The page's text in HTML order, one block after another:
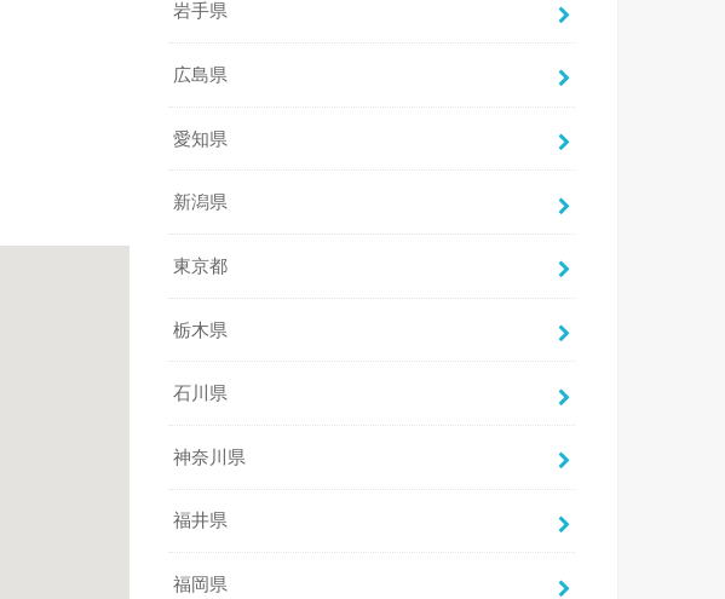
岩手県
広島県
愛知県
新潟県
東京都
栃木県
石川県
神奈川県
福井県
福岡県